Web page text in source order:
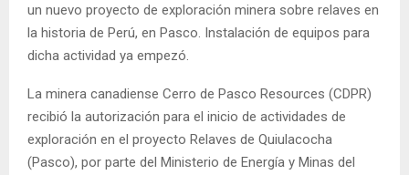
un nuevo proyecto de exploración minera sobre relaves en
la historia de Perú, en Pasco. Instalación de equipos para
dicha actividad ya empezó.
La minera canadiense Cerro de Pasco Resources (CDPR)
recibió la autorización para el inicio de actividades de
exploración en el proyecto Relaves de Quiulacocha
(Pasco), por parte del Ministerio de Energía y Minas del